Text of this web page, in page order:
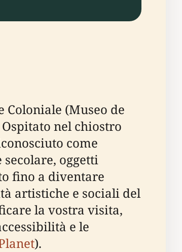
(Museo de
nel chiostro
come
oggetti
fino a diventare
artistiche e sociali del
la vostra visita,
e le
).